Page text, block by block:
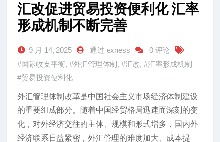
汇改促进贸易投资便利化 汇率
形成机制不断完善
9 月 14, 2025 通过 exness
0 评论
#国际收支平衡, #外汇管理体制 , #汇改, #汇率形成机制 ,
#贸易投资便利化
外汇管理体制改革是中国社会主义市场经济体制建设
的重要组成部分。随着中国经贸格局迅速而深刻的变
化，对外经济交往的主体、规模和形式增多，国内外
经济联系日益紧密，外汇管理的难度加大、成本提